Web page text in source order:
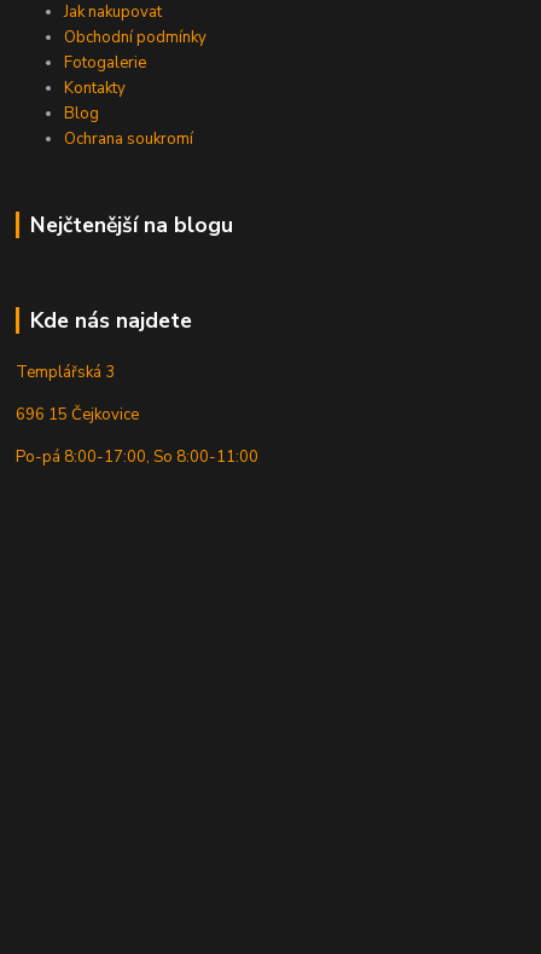
Jak nakupovat
Obchodní podmínky
Fotogalerie
Kontakty
Blog
Ochrana soukromí
Nejčtenější na blogu
Kde nás najdete
Templářská 3
696 15 Čejkovice
Po-pá 8:00-17:00, So 8:00-11:00